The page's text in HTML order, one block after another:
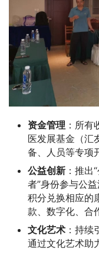
资金管理 ：所有
医发展基金（汇
备、人员等专项
公益创新 ：推出
者”身份参与公
积分兑换相应的
款、数字化、合
文化艺术 ：持续
通过文化艺术助